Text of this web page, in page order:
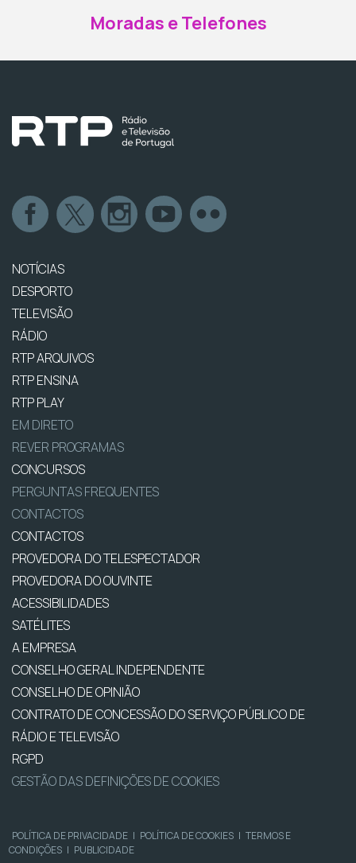
Moradas e Telefones
NOTÍCIAS
DESPORTO
TELEVISÃO
RÁDIO
RTP ARQUIVOS
RTP ENSINA
RTP PLAY
EM DIRETO
REVER PROGRAMAS
CONCURSOS
PERGUNTAS FREQUENTES
CONTACTOS
CONTACTOS
PROVEDORA DO TELESPECTADOR
PROVEDORA DO OUVINTE
ACESSIBILIDADES
SATÉLITES
A EMPRESA
CONSELHO GERAL INDEPENDENTE
CONSELHO DE OPINIÃO
CONTRATO DE CONCESSÃO DO SERVIÇO PÚBLICO DE
RÁDIO E TELEVISÃO
RGPD
GESTÃO DAS DEFINIÇÕES DE COOKIES
POLÍTICA DE PRIVACIDADE | POLÍTICA DE COOKIES | TERMOS E
CONDIÇÕES | PUBLICIDADE